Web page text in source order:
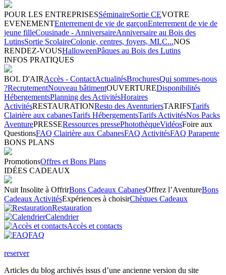
POUR LES ENTREPRISESSéminaireSortie CEVOTRE
EVENEMENTEnterrement de vie de garçonEnterrement de vie de
jeune filleCousinade - AnniversaireAnniversaire au Bois des
LutinsSortie ScolaireColonie, centres, foyers, MLC...NOS
RENDEZ-VOUSHalloweenPâques au Bois des Lutins
INFOS PRATIQUES
BOL D'AIRAccès - ContactActualitésBrochuresQui sommes-nous
?RecrutementNouveau bâtimentOUVERTUREDisponibilités
HébergementsPlanning des ActivitésHoraires
ActivitésRESTAURATIONResto des AventuriersTARIFSTarifs
Clairière aux cabanesTarifs HébergementsTarifs ActivitésNos Packs
AventurePRESSERessources pressePhotothèqueVidéosFoire aux
QuestionsFAQ Clairière aux CabanesFAQ ActivitésFAQ Parapente
BONS PLANS
PromotionsOffres et Bons Plans
IDÉES CADEAUX
Nuit Insolite à OffrirBons Cadeaux CabanesOffrez l’AventureBons
Cadeaux ActivitésExpériences à choisirChèques Cadeaux
Restauration
Calendrier
Accès et contacts
FAQ
reserver
Articles du blog archivés issus d’une ancienne version du site